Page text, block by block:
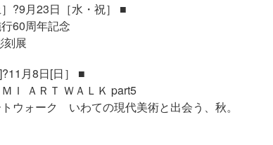
?9月23日［水・祝］ ■
60周年記念
展
月8日[日］ ■
ＭＩ ＡＲＴ ＷＡＬＫ part5
ウォーク いわての現代美術と出会う、秋。